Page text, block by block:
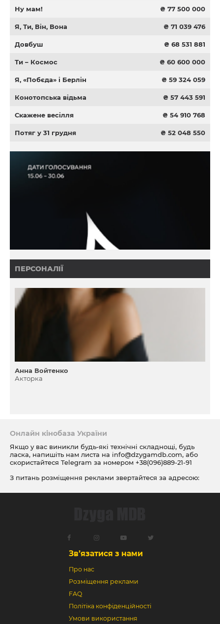
Ну мам! ₴ 77 500 000
Я, Ти, Він, Вона ₴ 71 039 476
Довбуш ₴ 68 531 881
Ти – Космос ₴ 60 600 000
Я, «Побєда» і Берлін ₴ 59 324 059
Конотопська відьма ₴ 57 443 591
Скажене весілля ₴ 54 910 768
Потяг у 31 грудня ₴ 52 048 550
ПЕРСОНАЛІЇ
Анна Войтенко
Акторка
Онлайн кінобаза України
Якщо у вас виникли будь-які технічні складнощі, будь
ласка, напишіть нам листа на info@dzygamdb.com, або
скористайтеся Telegram за номером +38(096)889-21-91
З питань розміщення реклами звертайтеся за адресою:
посиланням
Зв’язатися з нами
Про нас
Розміщення реклами
FAQ
Політіка конфіденційності
Умови використання